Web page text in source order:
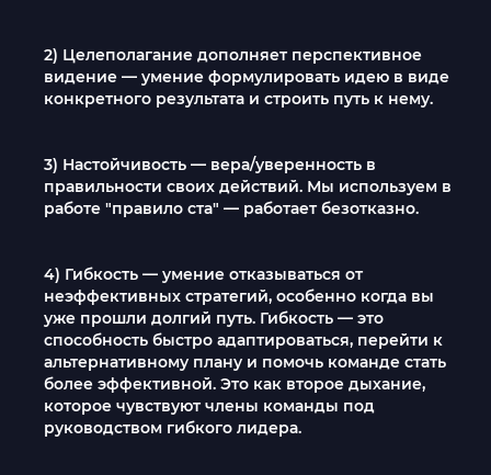
2) Целеполагание дополняет перспективное
видение — умение формулировать идею в виде
конкретного результата и строить путь к нему.
3) Настойчивость — вера/уверенность в
правильности своих действий. Мы используем в
работе "правило ста" — работает безотказно.
4) Гибкость — умение отказываться от
неэффективных стратегий, особенно когда вы
уже прошли долгий путь. Гибкость — это
способность быстро адаптироваться, перейти к
альтернативному плану и помочь команде стать
более эффективной. Это как второе дыхание,
которое чувствуют члены команды под
руководством гибкого лидера.